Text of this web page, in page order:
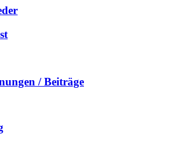
/ Beiträge